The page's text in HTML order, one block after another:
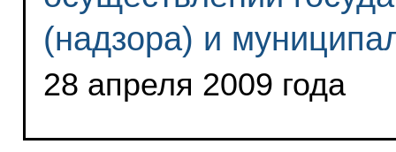
(надзора) и
28 апреля 2009 года